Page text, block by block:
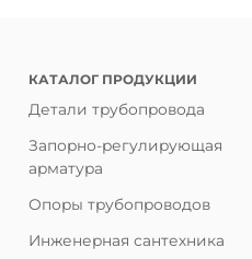
КАТАЛОГ ПРОДУКЦИИ
Детали трубопровода
Запорно-регулирующая
арматура
Опоры трубопроводов
Инженерная сантехника